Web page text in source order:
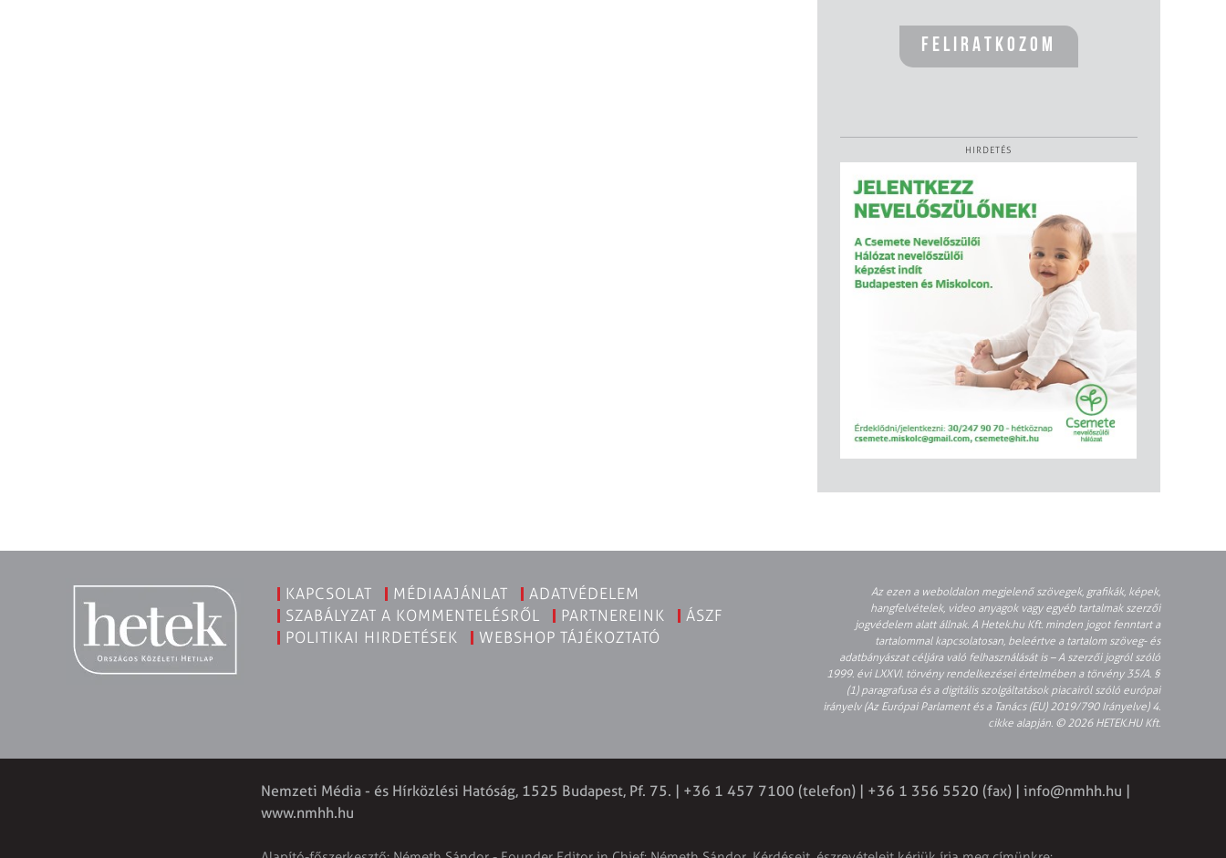
HIRDETÉS
KAPCSOLAT MÉDIAAJÁNLAT
ADATVÉDELEM
SZABÁLYZAT A KOMMENTELÉSRŐL
PARTNEREINK
ÁSZF
POLITIKAI HIRDETÉSEK
WEBSHOP TÁJÉKOZTATÓ
Az ezen a weboldalon megjelenő szövegek, grafikák, képek,
hangfelvételek, video anyagok vagy egyéb tartalmak szerzői
jogvédelem alatt állnak. A Hetek.hu Kft. minden jogot fenntart a
tartalommal kapcsolatosan, beleértve a tartalom szöveg- és
adatbányászat céljára való felhasználását is – A szerzői jogról szóló
1999. évi LXXVI. törvény rendelkezései értelmében a törvény 35/A. §
(1) paragrafusa és a digitális szolgáltatások piacairól szóló európai
irányelv (Az Európai Parlament és a Tanács (EU) 2019/790 Irányelve) 4.
cikke alapján. © 2026 HETEK.HU Kft.
Nemzeti Média - és Hírközlési Hatóság, 1525 Budapest, Pf. 75. | +36 1 457 7100 (telefon) | +36 1 356 5520 (fax) | info@nmhh.hu
www.nmhh.hu